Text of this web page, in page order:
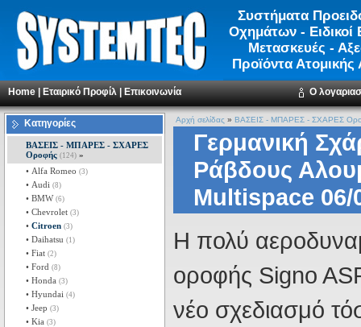
Συστήματα
Οχημάτων - Ειδικοί
Μετασκευές -
Προϊόντα Ατομικής
Home|Εταιρικό Προφίλ|Επικοινωνία Ο
Κατηγορίες
ΒΑΣΕΙΣ - ΜΠΑΡΕΣ - ΣΧΑΡΕΣ
Οροφής (124) »
• Alfa Romeo (3)
• Audi (8)
• BMW (6)
• Chevrolet (3)
• Citroen (3)
• Daihatsu (1)
• Fiat (2)
• Ford (8)
• Honda (3)
• Hyundai (4)
• Jeep (3)
• Kia (3)
Αρχή σελίδας » ΒΑΣΕΙΣ - ΜΠΑΡΕΣ - ΣΧΑΡΕΣ
Γερμανική
Ράβδους
Multispace 06/
H πολύ
οροφής Signo
νέο σχεδιασμό